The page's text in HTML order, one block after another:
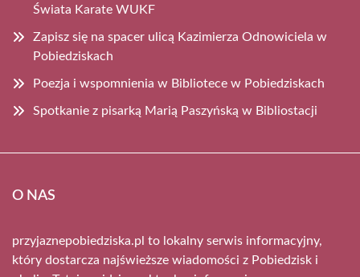
Świata Karate WUKF
Zapisz się na spacer ulicą Kazimierza Odnowiciela w
Pobiedziskach
Poezja i wspomnienia w Bibliotece w Pobiedziskach
Spotkanie z pisarką Marią Paszyńską w Bibliostacji
O NAS
przyjaznepobiedziska.pl to lokalny serwis informacyjny,
który dostarcza najświeższe wiadomości z Pobiedzisk i